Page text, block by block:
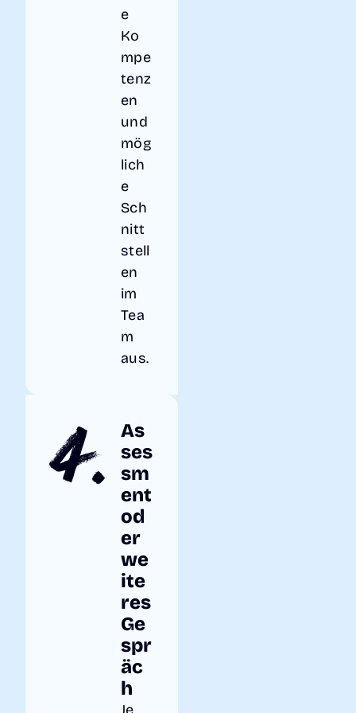
e
Ko
mpe
tenz
en
und
mög
lich
e
Sch
nitt
stell
en
im
Tea
m
aus.
4.
As
ses
sm
ent
od
er
we
ite
res
Ge
spr
äc
h